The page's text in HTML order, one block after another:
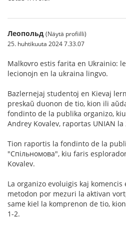
Леопольд (Näytä profiilli)
25. huhtikuuta 2024 7.33.07
Malkovro estis farita en Ukrainio:
lecionojn en la ukraina lingvo.
Bazlernejaj studentoj en Kievaj
preskaŭ duonon de tio, kion ili
fondinto de la publika organizo,
Andrey Kovalev, raportas UNIAN
Tion raportis la fondinto de la
"Спільномова", kiu faris
Kovalev.
La organizo evoluigis kaj
metodon por mezuri la aktivan
same kiel la komprenon de tio,
1-2.